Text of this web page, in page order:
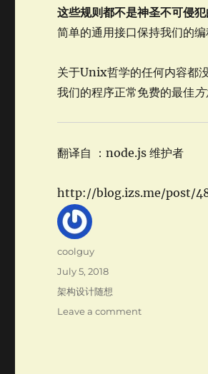
这些规则都不是神圣不可侵犯
简单的通用接口保持我们的
关于Unix哲学的任何内容都
我们的程序正常免费的最佳
翻译自 ：node.js 维护者
http://blog.izs.me/post/
Author
coolguy
Posted
on
July 5, 2018
Categories
架构设计随想
Leave a commenton